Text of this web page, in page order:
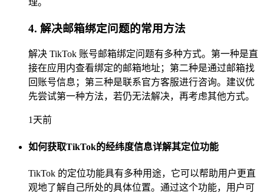
4. 解决邮箱绑定问题的常用方法
解决 TikTok 账号邮箱绑定问题有多种方式。第一种是直
接在应用内查看绑定的邮箱地址；第二种是通过邮箱找
回账号信息；第三种是联系官方客服进行咨询。建议优
先尝试第一种方法，若仍无法解决，再考虑其他方式。
1天前
如何获取TikTok的经纬度信息详解其定位功能
TikTok 的定位功能具有多种用途，它可以帮助用户更直
观地了解自己所处的具体位置。通过这个功能，用户可